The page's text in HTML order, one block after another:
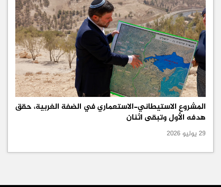
المشروع الاستيطاني-الاستعماري في الضفة الغربية، حقق
هدفه الأول وتبقى اثنان
29 يوليو 2026